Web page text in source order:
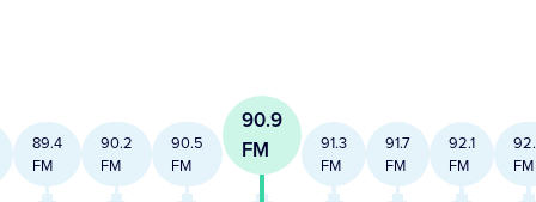
89.4
FM
90.2
FM
90.5
FM
90.9
FM
91.3
FM
91.7
FM
92.1
FM
FM